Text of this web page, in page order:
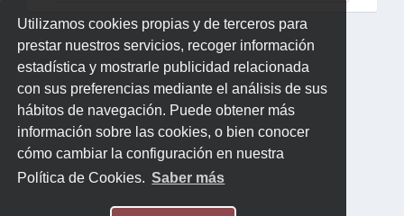
Utilizamos cookies propias y de terceros para
prestar nuestros servicios, recoger información
estadística y mostrarle publicidad relacionada
con sus preferencias mediante el análisis de sus
hábitos de navegación. Puede obtener más
información sobre las cookies, o bien conocer
cómo cambiar la configuración en nuestra
Política de Cookies. Saber más